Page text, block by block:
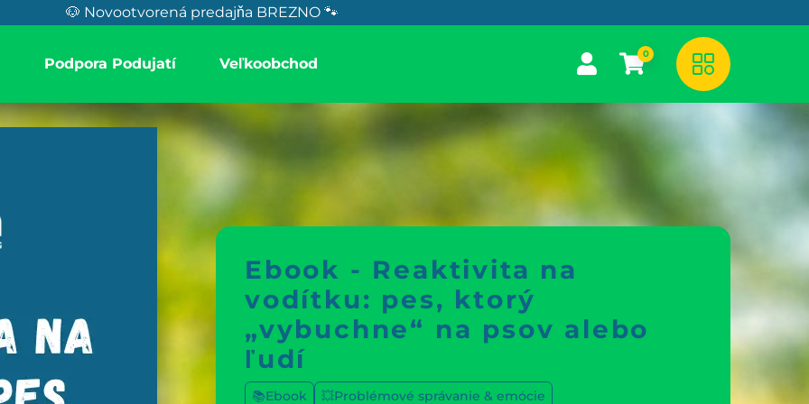
🐶 Novootvorená predajňa BREZNO 🐾
Podpora Podujatí Veľkoobchod
0
Ebook - Reaktivita na
vodítku: pes, ktorý
„vybuchne“ na psov alebo
ľudí
📚Ebook 💥Problémové správanie & emócie